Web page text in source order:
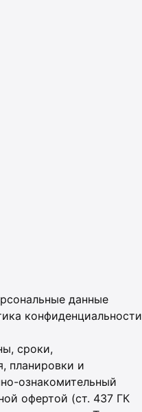
данные
конфиденциальности
сроки,
планировки и
ознакомительный
офертой (ст. 437 ГК